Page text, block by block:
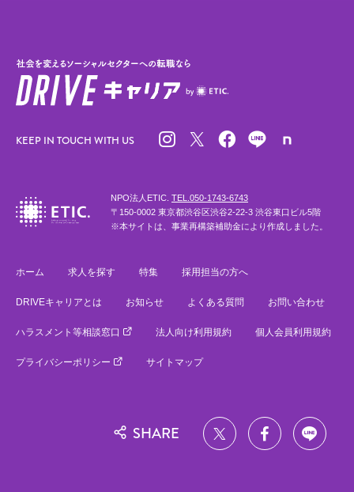
KEEP IN TOUCH WITH US
NPO法人ETIC. TEL.050-1743-6743
〒150-0002 東京都渋谷区渋谷2-22-3 渋谷東口ビル5階
※本サイトは、事業再構築補助金により作成しました。
ホーム 求人を探す 特集 採用担当の方へ
DRIVEキャリアとは お知らせ よくある質問 お問い合わせ
ハラスメント等相談窓口 法人向け利用規約 個人会員利用規約
プライバシーポリシー サイトマップ
SHARE